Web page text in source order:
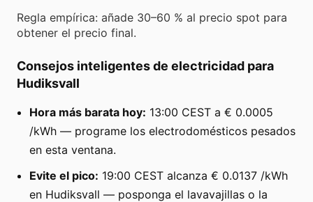
Regla empírica: añade 30–60 % al precio spot para
obtener el precio final.
Consejos inteligentes de electricidad para
Hudiksvall
Hora más barata hoy: 13:00 CEST a € 0.0005
/kWh — programe los electrodomésticos pesados
en esta ventana.
Evite el pico: 19:00 CEST alcanza € 0.0137 /kWh
en Hudiksvall — posponga el lavavajillas o la